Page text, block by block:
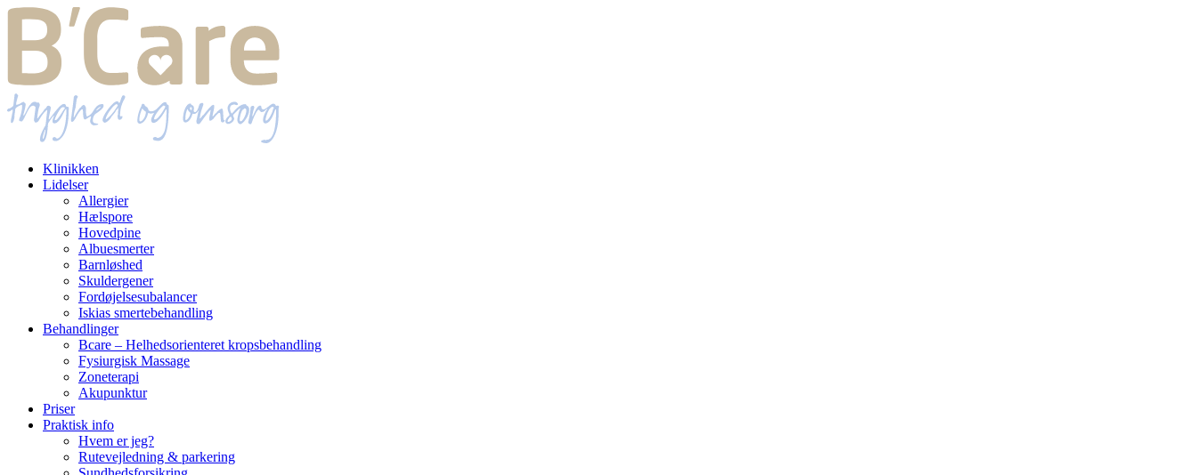
Klinikken
Lidelser
Allergier
Hælspore
Hovedpine
Albuesmerter
Barnløshed
Skuldergener
Fordøjelsesubalancer
Iskias smertebehandling
Behandlinger
Bcare – Helhedsorienteret kropsbehandling
Fysiurgisk Massage
Zoneterapi
Akupunktur
Priser
Praktisk info
Hvem er jeg?
Rutevejledning & parkering